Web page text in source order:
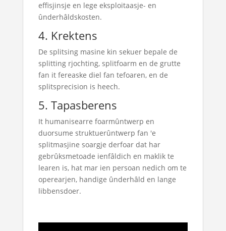
effisjinsje en lege eksploitaasje- en
ûnderhâldskosten.
4. Krektens
De splitsing masine kin sekuer bepale de
splitting rjochting, splitfoarm en de grutte
fan it fereaske diel fan tefoaren, en de
splitsprecision is heech.
5. Tapasberens
It humanisearre foarmûntwerp en
duorsume struktuerûntwerp fan 'e
splitmasjine soargje derfoar dat har
gebrûksmetoade ienfâldich en maklik te
learen is, hat mar ien persoan nedich om te
operearjen, handige ûnderhâld en lange
libbensdoer.